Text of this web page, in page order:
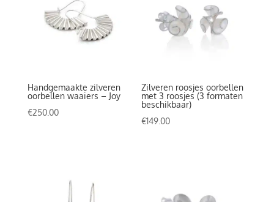
Handgemaakte zilveren
oorbellen waaiers – Joy
€250.00
Zilveren roosjes oorbellen
met 3 roosjes (3 formaten
beschikbaar)
€149.00